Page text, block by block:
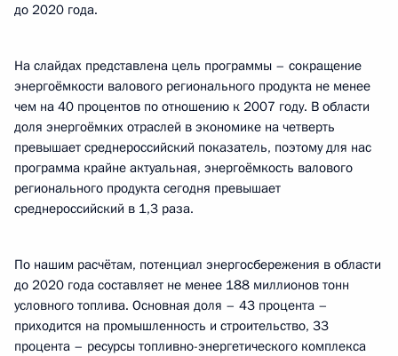
до 2020 года.
На слайдах представлена цель программы – сокращение
энергоёмкости валового регионального продукта не менее
чем на 40 процентов по отношению к 2007 году. В области
доля энергоёмких отраслей в экономике на четверть
превышает среднероссийский показатель, поэтому для нас
программа крайне актуальная, энергоёмкость валового
регионального продукта сегодня превышает
среднероссийский в 1,3 раза.
По нашим расчётам, потенциал энергосбережения в области
до 2020 года составляет не менее 188 миллионов тонн
условного топлива. Основная доля – 43 процента –
приходится на промышленность и строительство, 33
процента – ресурсы топливно-энергетического комплекса